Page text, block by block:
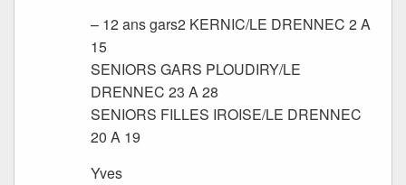
– 12 ans gars2 KERNIC/LE DRENNEC 2 A
15
SENIORS GARS PLOUDIRY/LE
DRENNEC 23 A 28
SENIORS FILLES IROISE/LE DRENNEC
20 A 19
Yves